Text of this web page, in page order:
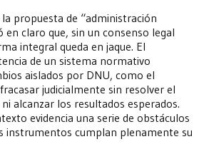
propuesta de “administración
en claro que, sin un consenso legal
integral queda en jaque. El
de un sistema normativo
aislados por DNU, como el
judicialmente sin resolver el
alcanzar los resultados esperados.
evidencia una serie de obstáculos
instrumentos cumplan plenamente su